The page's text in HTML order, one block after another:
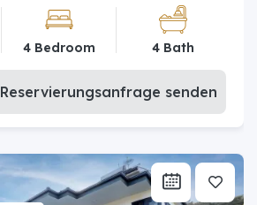
4 Bedroom 4 Bath
Reservierungsanfrage senden